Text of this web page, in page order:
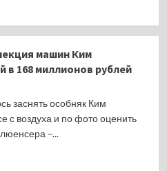
машин Ким
168 миллионов рублей
заснять особняк Ким
с воздуха и по фото оценить
–...